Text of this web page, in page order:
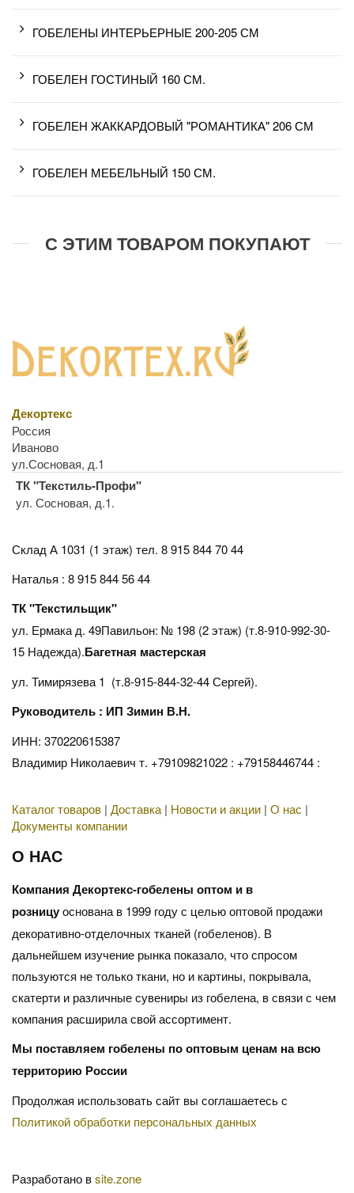
ГОБЕЛЕНЫ ИНТЕРЬЕРНЫЕ 200-205 СМ
ГОБЕЛЕН ГОСТИНЫЙ 160 СМ.
ГОБЕЛЕН ЖАККАРДОВЫЙ "РОМАНТИКА" 206 СМ
ГОБЕЛЕН МЕБЕЛЬНЫЙ 150 СМ.
С ЭТИМ ТОВАРОМ ПОКУПАЮТ
Декортекс
Россия
Иваново
ул.Сосновая, д.1
ТК "Текстиль-Профи"
ул. Сосновая, д.1.
Склад А 1031 (1 этаж) тел. 8 915 844 70 44
Наталья : 8 915 844 56 44
ТК "Текстильщик"
ул. Ермака д. 49Павильон: № 198 (2 этаж) (т.8-910-992-30-
15 Надежда).Багетная мастерская
ул. Тимирязева 1 (т.8-915-844-32-44 Сергей).
Руководитель : ИП Зимин В.Н.
ИНН: 370220615387
Владимир Николаевич т. +79109821022 : +79158446744 :
Каталог товаров | Доставка | Новости и акции | О нас |
Документы компании
О НАС
Компания Декортекс-гобелены оптом и в
розницуоснована в 1999 году с целью оптовой продажи
декоративно-отделочных тканей (гобеленов). В
дальнейшем изучение рынка показало, что спросом
пользуются не только ткани, но и картины, покрывала,
скатерти и различные сувениры из гобелена, в связи с чем
компания расширила свой ассортимент.
Мы поставляем гобелены по оптовым ценам на всю
территорию России
Продолжая использовать сайт вы соглашаетесь с
Политикой обработки персональных данных
Разработано вsite.zone